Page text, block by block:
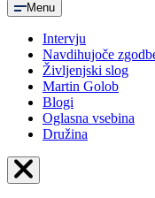
Menu
Intervju
Navdihujoče
Življenjski slog
Martin Golob
Blogi
Oglasna vsebina
Družina